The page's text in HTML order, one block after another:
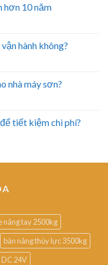
hơn 10 năm
hành không?
nhà máy sơn?
tiết kiệm chi phí?
nâng tay 2500kg
bàn nâng thủy lực 3500kg
DC 24V